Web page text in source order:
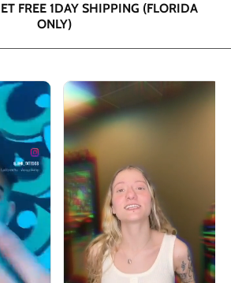
FREE 1DAY SHIPPING (FLORIDA
ONLY)